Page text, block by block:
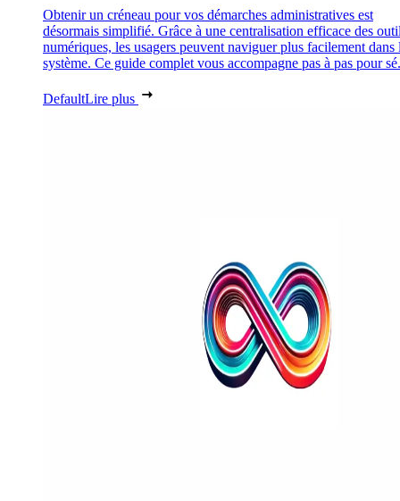
Obtenir un créneau pour vos démarches administratives est
désormais simplifié. Grâce à une centralisation efficace des
numériques, les usagers peuvent naviguer plus facilement dans
système. Ce guide complet vous accompagne pas à pas pour
DefaultLire plus